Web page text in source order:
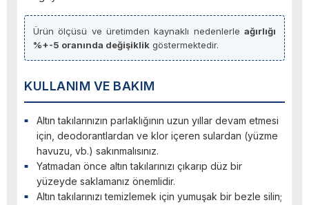
Ürün ölçüsü ve üretimden kaynaklı nedenlerle ağırlığı
%+-5 oranında değişiklik göstermektedir.
KULLANIM VE BAKIM
Altın takılarınızın parlaklığının uzun yıllar devam etmesi
için, deodorantlardan ve klor içeren sulardan (yüzme
havuzu, vb.) sakınmalısınız.
Yatmadan önce altın takılarınızı çıkarıp düz bir
yüzeyde saklamanız önemlidir.
Altın takılarınızı temizlemek için yumuşak bir bezle silin;